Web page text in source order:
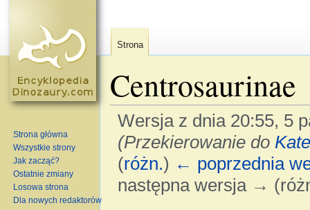
Centrosaurinae
Wersja z dnia 20:55, 5
(Przekierowanie do
(różn.) ← poprzednia
następna wersja →
Strona
Strona główna
Wszystkie strony
Jak zacząć?
Ostatnie zmiany
Losowa strona
Dla nowych redaktorów